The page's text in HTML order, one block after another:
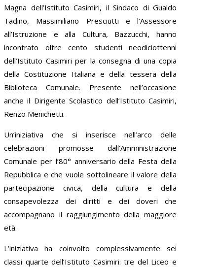
Magna dell’Istituto Casimiri, il Sindaco di Gualdo
Tadino, Massimiliano Presciutti e l’Assessore
all’Istruzione e alla Cultura, Bazzucchi, hanno
incontrato oltre cento studenti neodiciottenni
dell’Istituto Casimiri per la consegna di una copia
della Costituzione Italiana e della tessera della
Biblioteca Comunale. Presente nell’occasione
anche il Dirigente Scolastico dell’Istituto Casimiri,
Renzo Menichetti.
Un’iniziativa che si inserisce nell’arco delle
celebrazioni promosse dall’Amministrazione
Comunale per l’80° anniversario della Festa della
Repubblica e che vuole sottolineare il valore della
partecipazione civica, della cultura e della
consapevolezza dei diritti e dei doveri che
accompagnano il raggiungimento della maggiore
età.
L’iniziativa ha coinvolto complessivamente sei
classi quarte dell’Istituto Casimiri: tre del Liceo e